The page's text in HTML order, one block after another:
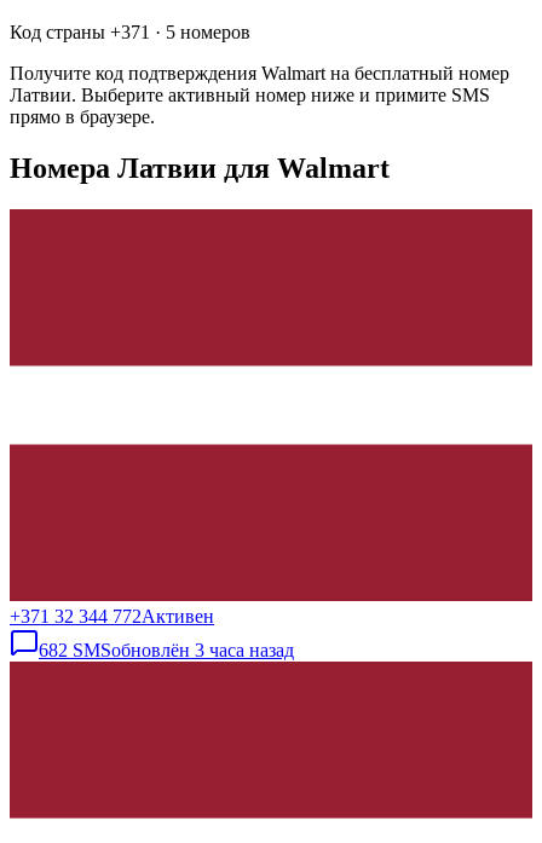
Код страны +371 · 5 номеров
Получите код подтверждения Walmart на бесплатный номер
Латвии. Выберите активный номер ниже и примите SMS
прямо в браузере.
Номера Латвии для Walmart
+371 32 344 772Активен
682 SMSобновлён 3 часа назад